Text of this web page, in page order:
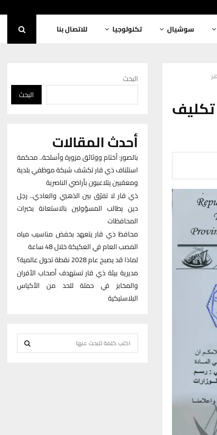
سوشيال تكنولوجيا للاتصال بنا
البحث
البحث
أحدث المقالات
بالصور: أختام ووثائق مزورة وأسلحة.. محكمة
استئناف ذي قار تكشف شبكة موظفي بلدية
ومعقبين يتلاعبون بأراضي الناصرية
ذي قار لا تفرّق بين الذهبي والعادي.. رجل
دين يطالب المسؤولين بالاستعانة بخبرات
المحافظات
محافظ ذي قار يتعهد بخفض مناسيب مياه
المصب العام في العكيكة خلال 48 ساعة
لماذا قد يصبح عام 2028 نقطة تحول عالمية؟
مديرية بيئة ذي قار تستهدف أصحاب الأفران
والمخابز في حملة للحد من الأكياس
البلاستيكية
e